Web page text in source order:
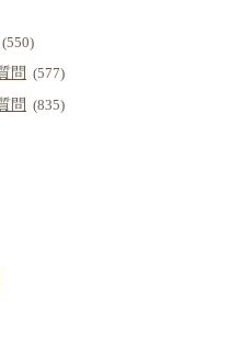
(550)
問 (577)
問 (835)